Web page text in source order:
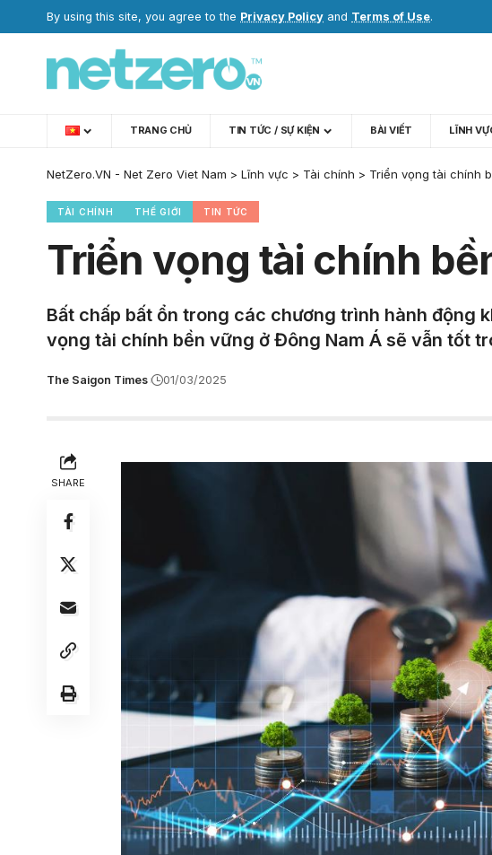
By using this site, you agree to the Privacy Policy and Terms of Use.
TRANG CHỦ TIN TỨC / SỰ KIỆN BÀI VIẾT LĨNH
NetZero.VN - Net Zero Viet Nam > Lĩnh vực > Tài chính > Triển vọng tài chính
TÀI CHÍNH THẾ GIỚI TIN TỨC
Triển vọng tài chính
Bất chấp bất ổn trong các chương trình hành động
vọng tài chính bền vững ở Đông Nam Á sẽ vẫn tốt
The Saigon Times 01/03/2025
SHARE